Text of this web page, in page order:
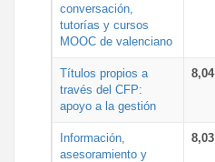
conversación,
tutorías y cursos
MOOC de valenciano
Títulos propios a
través del CFP:
apoyo a la gestión
8,04
Información,
asesoramiento y
8,03